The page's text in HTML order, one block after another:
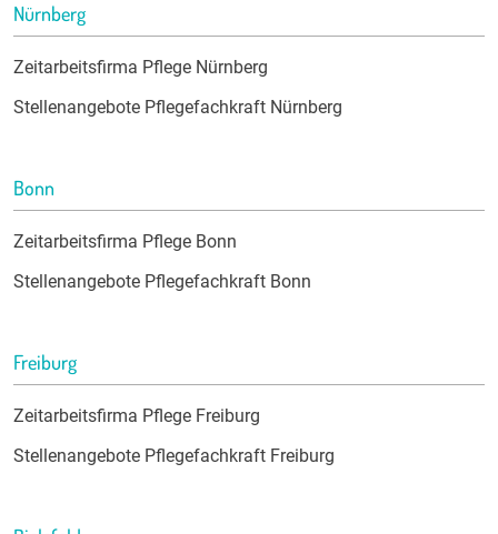
Nürnberg
Zeitarbeitsfirma Pflege Nürnberg
Stellenangebote Pflegefachkraft Nürnberg
Bonn
Zeitarbeitsfirma Pflege Bonn
Stellenangebote Pflegefachkraft Bonn
Freiburg
Zeitarbeitsfirma Pflege Freiburg
Stellenangebote Pflegefachkraft Freiburg